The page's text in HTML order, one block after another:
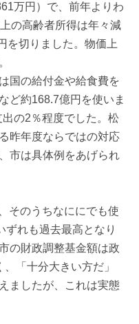
万円）で、前年よりわ
の高齢者所得は年々減
を切りました。物価上
国の給付金や給食費を
ど約168.7億円を使いま
の2％程度でした。松
昨年度ならではの対応
市は具体例をあげられ
そのうちなににでも使
ずれも過去最高となり
の財政調整基金額は政
「十分大きい方だ」
ましたが、これは実態